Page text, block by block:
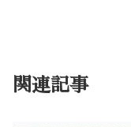
関連記事